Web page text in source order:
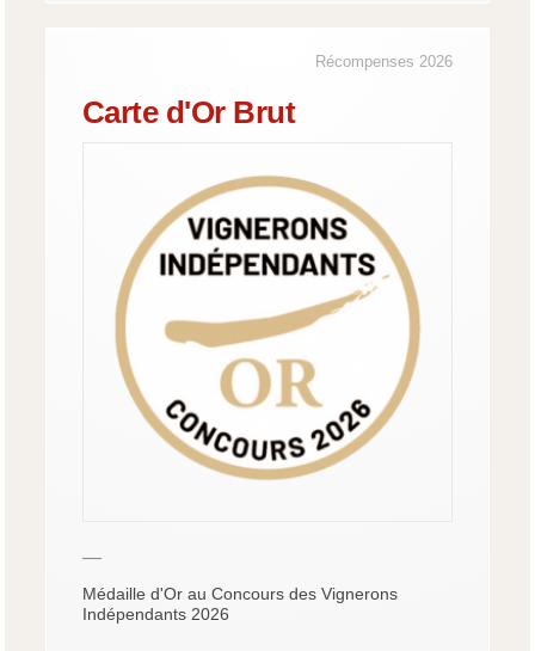
Récompenses 2026
Carte d'Or Brut
—
Médaille d'Or au Concours des Vignerons
Indépendants 2026